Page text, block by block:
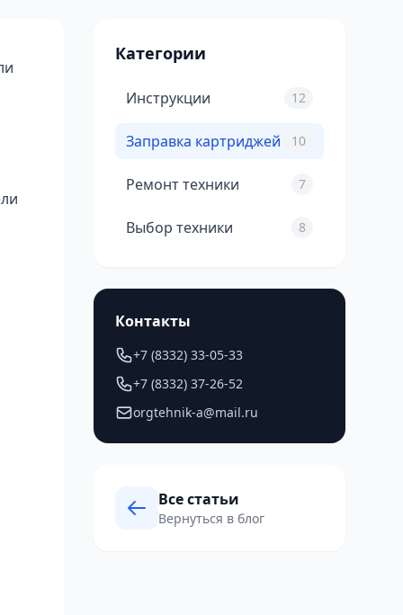
Категории
Инструкции 12
Заправка картриджей 10
Ремонт техники 7
Выбор техники 8
Контакты
+7 (8332) 33-05-33
+7 (8332) 37-26-52
orgtehnik-a@mail.ru
Все статьи
Вернуться в блог